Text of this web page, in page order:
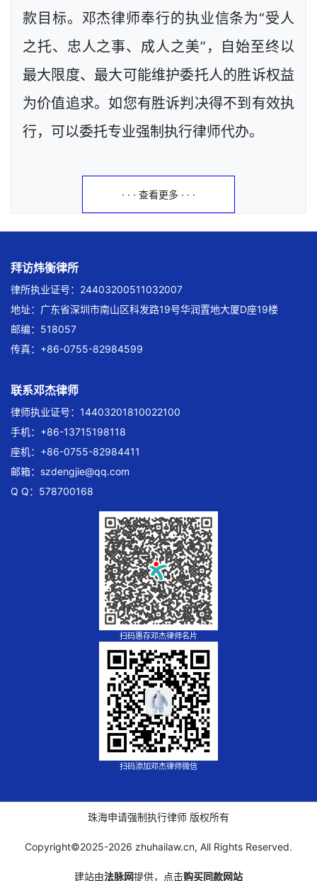
款目标。邓杰律师奉行的执业信条为“受人
之托、忠人之事、成人之美”，自始至终以
最大限度、最大可能维护委托人的胜诉权益
为价值追求。如您有胜诉判决得不到有效执
行，可以委托专业强制执行律师代办。
· · · 查看更多 · · ·
拜访炜衡律所
律所执业证号：24403200511032007
地址：广东省深圳市南山区科发路19号华润置地大厦D座19楼
邮编：518057
传真：+86-0755-82984599
联系邓杰律师
律师执业证号：14403201810022100
手机：+86-13715198118
座机：+86-0755-82984411
邮箱： szdengjie@qq.com
Q Q：578700168
扫码惠存邓杰律师名片
扫码添加邓杰律师微信
珠海申请强制执行律师 版权所有
Copyright©2025-2026 zhuhailaw.cn, All Rights Reserved.
建站由法脉网提供，点击购买同款网站